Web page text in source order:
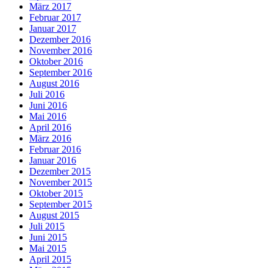
März 2017
Februar 2017
Januar 2017
Dezember 2016
November 2016
Oktober 2016
September 2016
August 2016
Juli 2016
Juni 2016
Mai 2016
April 2016
März 2016
Februar 2016
Januar 2016
Dezember 2015
November 2015
Oktober 2015
September 2015
August 2015
Juli 2015
Juni 2015
Mai 2015
April 2015